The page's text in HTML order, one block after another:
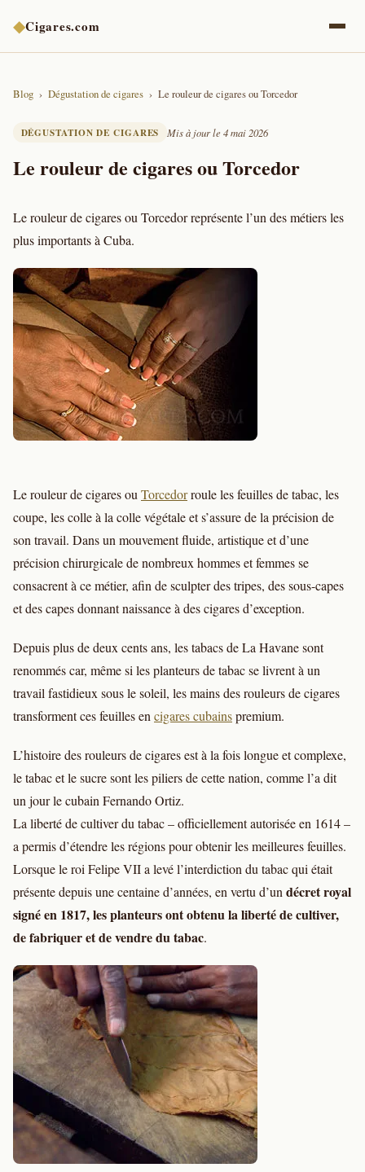
◆Cigares.com
Blog Dégustation de cigares Le rouleur de cigares ou Torcedor
DÉGUSTATION DE CIGARES Mis à jour le 4 mai 2026
Le rouleur de cigares ou Torcedor
Le rouleur de cigares ou Torcedor représente l’un des métiers les
plus importants à Cuba.
Le rouleur de cigares ouTorcedorroule les feuilles de tabac, les
coupe, les colle à la colle végétale et s’assure de la précision de
son travail. Dans un mouvement fluide, artistique et d’une
précision chirurgicale de nombreux hommes et femmes se
consacrent à ce métier, afin de sculpter des tripes, des sous-capes
et des capes donnant naissance à des cigares d’exception.
Depuis plus de deux cents ans, les tabacs de La Havane sont
renommés car, même si les planteurs de tabac se livrent à un
travail fastidieux sous le soleil, les mains des rouleurs de cigares
transforment ces feuilles encigares cubainspremium.
L’histoire des rouleurs de cigares est à la fois longue et complexe,
le tabac et le sucre sont les piliers de cette nation, comme l’a dit
un jour le cubain Fernando Ortiz.
La liberté de cultiver du tabac – officiellement autorisée en 1614 –
a permis d’étendre les régions pour obtenir les meilleures feuilles.
Lorsque le roi Felipe VII a levé l’interdiction du tabac qui était
présente depuis une centaine d’années, en vertu d’undécret royal
signé en 1817, les planteurs ont obtenu la liberté de cultiver,
de fabriquer et de vendre du tabac.